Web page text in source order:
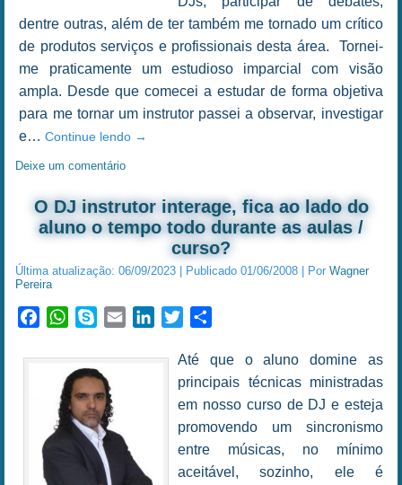
dentre outras, além de ter também me tornado um crítico
de produtos serviços e profissionais desta área. Tornei-
me praticamente um estudioso imparcial com visão
ampla. Desde que comecei a estudar de forma objetiva
para me tornar um instrutor passei a observar, investigar
e…Continue lendo →
Deixe um comentário
O DJ instrutor interage, fica ao lado do
aluno o tempo todo durante as aulas /
curso?
Última atualização: 06/09/2023 Publicado 01/06/2008 Por Wagner
Pereira
FacebookWhatsApp
Skype Email LinkedInTwitter
Até que o aluno domine as
principais técnicas ministradas
em nosso curso de DJ e esteja
promovendo um sincronismo
entre músicas, no mínimo
aceitável, sozinho, ele é